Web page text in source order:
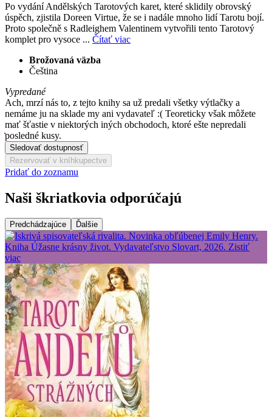
Po vydání Andělských Tarotových karet, které sklidily obrovský
úspěch, zjistila Doreen Virtue, že se i nadále mnoho lidí Tarotu bojí.
Proto společně s Radleighem Valentinem vytvořili tento Tarotový
komplet pro vysoce ... Čítať viac
Brožovaná väzba
Čeština
Vypredané
Ach, mrzí nás to, z tejto knihy sa už predali všetky výtlačky a
nemáme ju na sklade my ani vydavateľ :( Teoreticky však môžete
mať šťastie v niektorých iných obchodoch, ktoré ešte nepredali
posledné kusy.
Sledovať dostupnosť
Rezervovať v kníhkupectve
Pridať do zoznamu
Naši škriatkovia odporúčajú
Predchádzajúce Ďalšie